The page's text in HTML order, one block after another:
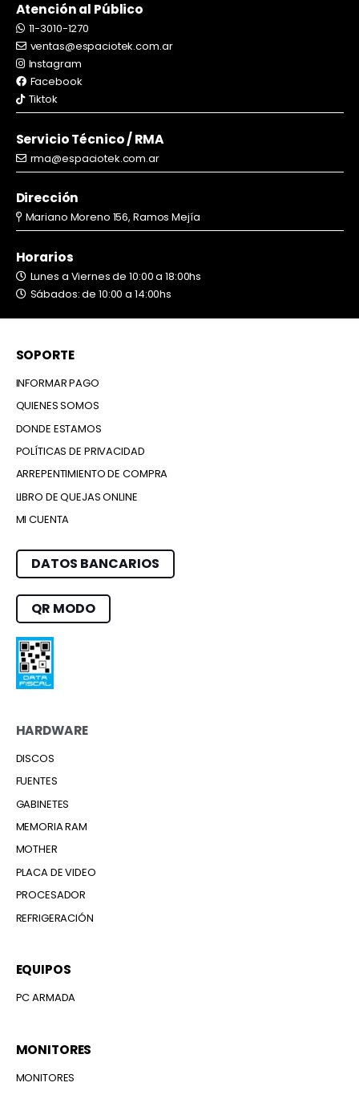
Atención al Público
11-3010-1270
ventas@espaciotek.com.ar
Instagram
Facebook
Tiktok
Servicio Técnico / RMA
rma@espaciotek.com.ar
Dirección
Mariano Moreno 156, Ramos Mejía
Horarios
Lunes a Viernes de 10:00 a 18:00hs
Sábados: de 10:00 a 14:00hs
SOPORTE
INFORMAR PAGO
QUIENES SOMOS
DONDE ESTAMOS
POLÍTICAS DE PRIVACIDAD
ARREPENTIMIENTO DE COMPRA
LIBRO DE QUEJAS ONLINE
MI CUENTA
DATOS BANCARIOS
QR MODO
HARDWARE
DISCOS
FUENTES
GABINETES
MEMORIA RAM
MOTHER
PLACA DE VIDEO
PROCESADOR
REFRIGERACIÓN
EQUIPOS
PC ARMADA
MONITORES
MONITORES